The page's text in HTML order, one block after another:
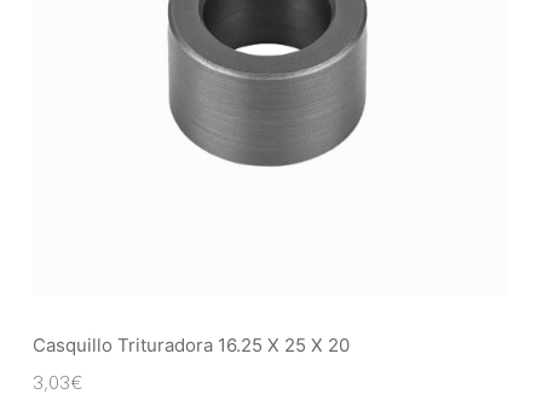
Casquillo Trituradora 16.25 X 25 X 20
3,03€